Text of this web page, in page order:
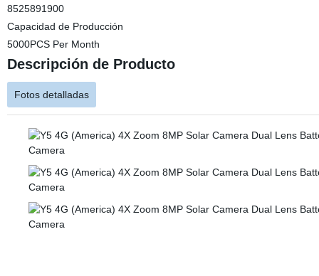
8525891900
Capacidad de Producción
5000PCS Per Month
Descripción de Producto
Fotos detalladas